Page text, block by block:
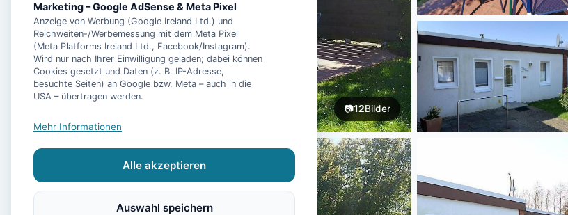
📷12Bilder
Marketing – Google AdSense & Meta Pixel
Anzeige von Werbung (Google Ireland Ltd.) und
Reichweiten-/Werbemessung mit dem Meta Pixel
(Meta Platforms Ireland Ltd., Facebook/Instagram).
Wird nur nach Ihrer Einwilligung geladen; dabei können
Cookies gesetzt und Daten (z. B. IP-Adresse,
besuchte Seiten) an Google bzw. Meta – auch in die
USA – übertragen werden.
Mehr Informationen
Alle akzeptieren
Auswahl speichern